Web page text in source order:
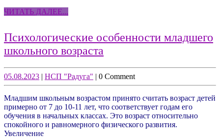
ЧИТАТЬ ДАЛЕЕ...
Психологические особенности младшего
школьного возраста
младшего
школьного
возраста
05.08.202305.08.2023
| НСП "Радуга" НСП
"Радуга"
| 0 Comment
Младшим школьным возрастом принято считать возраст детей
примерно от 7 до 10-11 лет, что соответствует годам его
обучения в начальных классах. Это возраст относительно
спокойного и равномерного физического развития.
Увеличение